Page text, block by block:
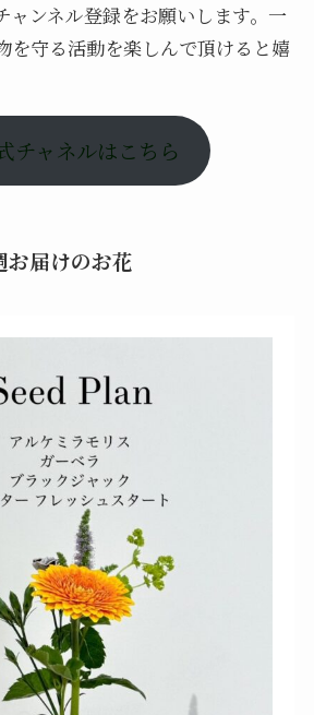
ャンネル登録をお願いします。一
を守る活動を楽しんで頂けると嬉
チャネルはこちら
届けのお花